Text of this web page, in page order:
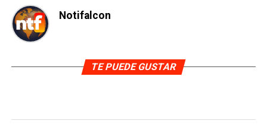
Notifalcon
TE PUEDE GUSTAR